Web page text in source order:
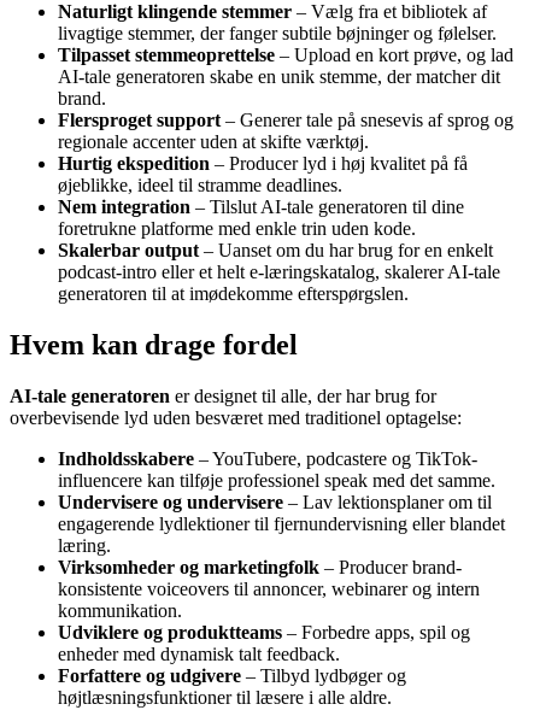
Naturligt klingende stemmer – Vælg fra et bibliotek af
livagtige stemmer, der fanger subtile bøjninger og følelser.
Tilpasset stemmeoprettelse – Upload en kort prøve, og lad
AI-tale generatoren skabe en unik stemme, der matcher dit
brand.
Flersproget support – Generer tale på snesevis af sprog og
regionale accenter uden at skifte værktøj.
Hurtig ekspedition – Producer lyd i høj kvalitet på få
øjeblikke, ideel til stramme deadlines.
Nem integration – Tilslut AI-tale generatoren til dine
foretrukne platforme med enkle trin uden kode.
Skalerbar output – Uanset om du har brug for en enkelt
podcast-intro eller et helt e-læringskatalog, skalerer AI-tale
generatoren til at imødekomme efterspørgslen.
Hvem kan drage fordel
AI-tale generatoren er designet til alle, der har brug for
overbevisende lyd uden besværet med traditionel optagelse:
Indholdsskabere – YouTubere, podcastere og TikTok-
influencere kan tilføje professionel speak med det samme.
Undervisere og undervisere – Lav lektionsplaner om til
engagerende lydlektioner til fjernundervisning eller blandet
læring.
Virksomheder og marketingfolk – Producer brand-
konsistente voiceovers til annoncer, webinarer og intern
kommunikation.
Udviklere og produktteams – Forbedre apps, spil og
enheder med dynamisk talt feedback.
Forfattere og udgivere – Tilbyd lydbøger og
højtlæsningsfunktioner til læsere i alle aldre.